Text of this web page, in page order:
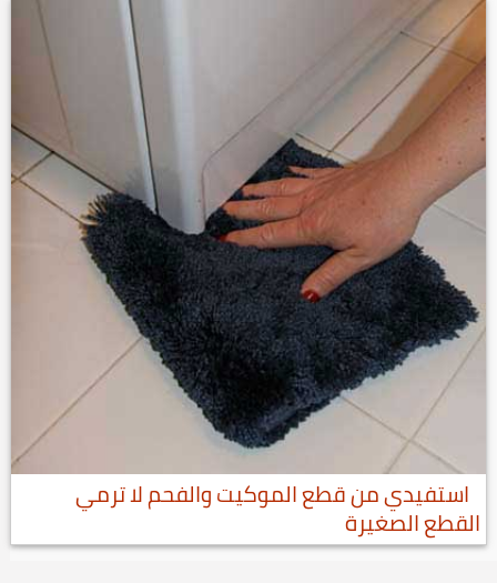
استفيدي من قطع الموكيت والفحم لا ترمي
القطع الصغيرة